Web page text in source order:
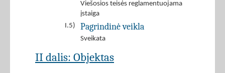
Viešosios teisės reglamentuojama
įstaiga
I.5)
Pagrindinė veikla
Sveikata
II dalis: Objektas